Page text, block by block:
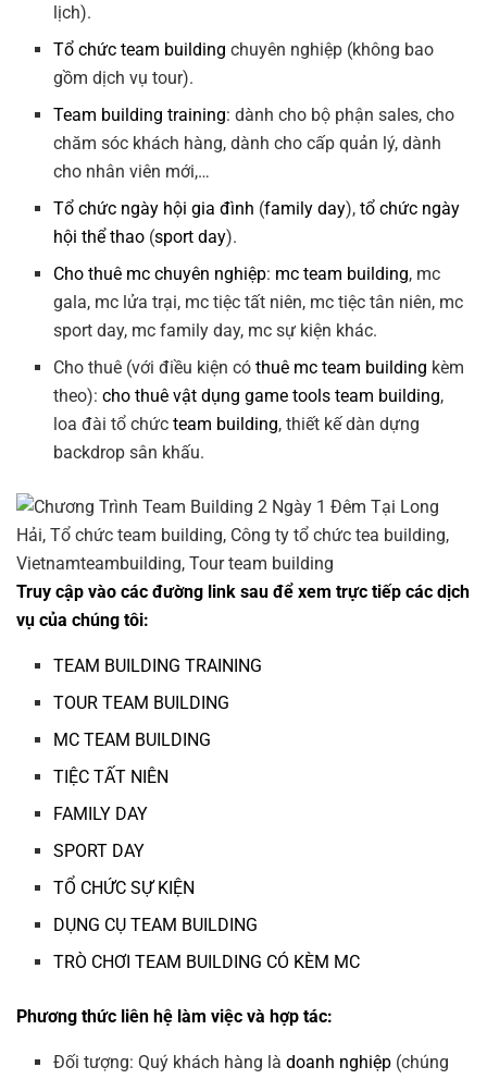
lịch).
Tổ chức team building chuyên nghiệp (không bao
gồm dịch vụ tour).
Team building training: dành cho bộ phận sales, cho
chăm sóc khách hàng, dành cho cấp quản lý, dành
cho nhân viên mới,…
Tổ chức ngày hội gia đình (family day),tổ chức ngày
hội thể thao (sport day).
Cho thuê mc chuyên nghiệp: mc team building, mc
gala, mc lửa trại, mc tiệc tất niên, mc tiệc tân niên, mc
sport day, mc family day, mc sự kiện khác.
Cho thuê (với điều kiện cóthuê mc team building kèm
theo):cho thuê vật dụng game tools team building,
loa đài tổ chứcteam building, thiết kế dàn dựng
backdrop sân khấu.
Truy cập vào các đường link sau để xem trực tiếp các dịch
vụ của chúng tôi:
TEAM BUILDING TRAINING
TOUR TEAM BUILDING
MC TEAM BUILDING
TIỆC TẤT NIÊN
FAMILY DAY
SPORT DAY
TỔ CHỨC SỰ KIỆN
DỤNG CỤ TEAM BUILDING
TRÒ CHƠI TEAM BUILDING CÓ KÈM MC
Phương thức liên hệ làm việc và hợp tác:
Đối tượng: Quý khách hàng làdoanh nghiệp (chúng